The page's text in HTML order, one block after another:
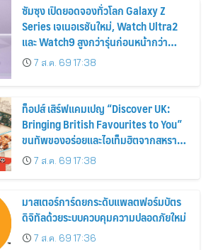
ซัมซุง เปิดยอดจองทั่วโลก Galaxy Z
Series เจเนอเรชันใหม่, Watch Ultra2
และ Watch9 สูงกว่ารุ่นก่อนหน้ากว่า
30%7 ส.ค. 69 17:38
ท็อปส์ เสิร์ฟแคมเปญ “Discover UK:
Bringing British Favourites to You”
ขนทัพของอร่อยและไอเท็มฮิตจากสหราช
อาณาจักร ส่งตรงถึงมือตั้งแต่วันนี้ – 18
สิงหาคมนี้
7 ส.ค. 69 17:38
มาสเตอร์การ์ดยกระดับแพลตฟอร์มบัตร
ดิจิทัลด้วยระบบควบคุมความปลอดภัยใหม่
7 ส.ค. 69 17:36